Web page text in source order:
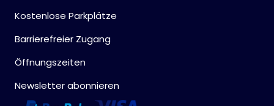
Kostenlose Parkplätze
Barrierefreier Zugang
Öffnungszeiten
Newsletter abonnieren